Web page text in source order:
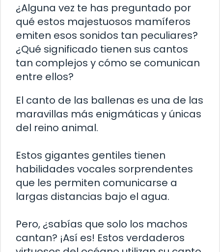
¿Alguna vez te has preguntado por
qué estos majestuosos mamíferos
emiten esos sonidos tan peculiares?
¿Qué significado tienen sus cantos
tan complejos y cómo se comunican
entre ellos?
El canto de las ballenas es una de las
maravillas más enigmáticas y únicas
del reino animal.
Estos gigantes gentiles tienen
habilidades vocales sorprendentes
que les permiten comunicarse a
largas distancias bajo el agua.
Pero, ¿sabías que solo los machos
cantan? ¡Así es! Estos verdaderos